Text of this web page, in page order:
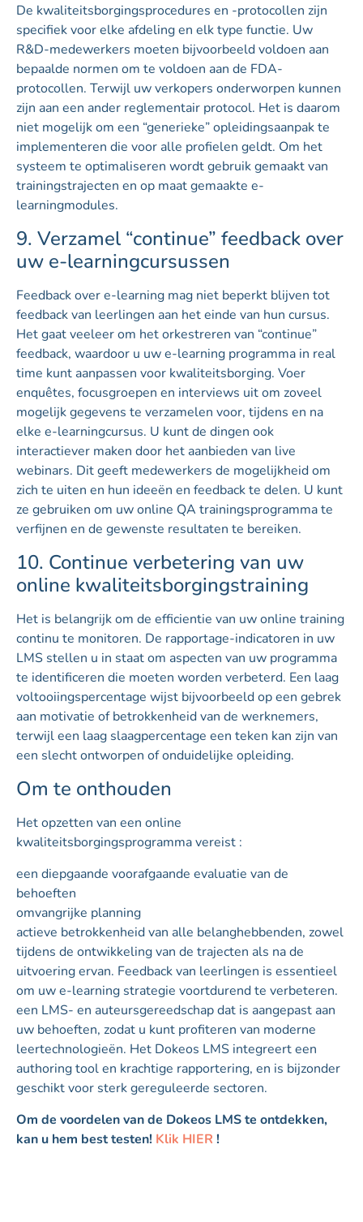
De kwaliteitsborgingsprocedures en -protocollen zijn
specifiek voor elke afdeling en elk type functie. Uw
R&D-medewerkers moeten bijvoorbeeld voldoen aan
bepaalde normen om te voldoen aan de FDA-
protocollen. Terwijl uw verkopers onderworpen kunnen
zijn aan een ander reglementair protocol. Het is daarom
niet mogelijk om een “generieke” opleidingsaanpak te
implementeren die voor alle profielen geldt. Om het
systeem te optimaliseren wordt gebruik gemaakt van
trainingstrajecten en op maat gemaakte e-
learningmodules.
9. Verzamel “continue” feedback over
uw e-learningcursussen
Feedback over e-learning mag niet beperkt blijven tot
feedback van leerlingen aan het einde van hun cursus.
Het gaat veeleer om het orkestreren van “continue”
feedback, waardoor u uw e-learning programma in real
time kunt aanpassen voor kwaliteitsborging. Voer
enquêtes, focusgroepen en interviews uit om zoveel
mogelijk gegevens te verzamelen voor, tijdens en na
elke e-learningcursus. U kunt de dingen ook
interactiever maken door het aanbieden van live
webinars. Dit geeft medewerkers de mogelijkheid om
zich te uiten en hun ideeën en feedback te delen. U kunt
ze gebruiken om uw online QA trainingsprogramma te
verfijnen en de gewenste resultaten te bereiken.
10. Continue verbetering van uw
online kwaliteitsborgingstraining
Het is belangrijk om de efficientie van uw online training
continu te monitoren. De rapportage-indicatoren in uw
LMS stellen u in staat om aspecten van uw programma
te identificeren die moeten worden verbeterd. Een laag
voltooiingspercentage wijst bijvoorbeeld op een gebrek
aan motivatie of betrokkenheid van de werknemers,
terwijl een laag slaagpercentage een teken kan zijn van
een slecht ontworpen of onduidelijke opleiding.
Om te onthouden
Het opzetten van een online
kwaliteitsborgingsprogramma vereist :
een diepgaande voorafgaande evaluatie van de
behoeften
omvangrijke planning
actieve betrokkenheid van alle belanghebbenden, zowel
tijdens de ontwikkeling van de trajecten als na de
uitvoering ervan. Feedback van leerlingen is essentieel
om uw e-learning strategie voortdurend te verbeteren.
een LMS- en auteursgereedschap dat is aangepast aan
uw behoeften, zodat u kunt profiteren van moderne
leertechnologieën. Het Dokeos LMS integreert een
authoring tool en krachtige rapportering, en is bijzonder
geschikt voor sterk gereguleerde sectoren.
Om de voordelen van de Dokeos LMS te ontdekken,
kan u hem best testen! Klik HIER !